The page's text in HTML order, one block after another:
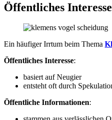
Öffentliches
Ein häufiger Irrtum beim Thema
Öffentliches Interesse:
basiert auf Neugier
entsteht oft durch
Öffentliche Informationen: